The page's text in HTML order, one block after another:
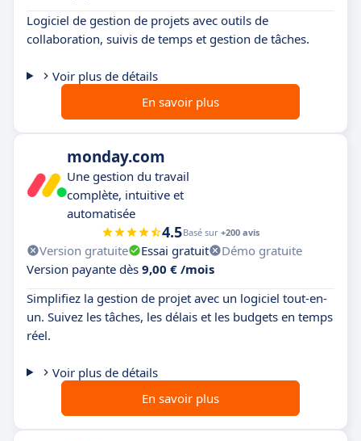
Logiciel de gestion de projets avec outils de
collaboration, suivis de temps et gestion de tâches.
Voir plus de détails
En savoir plus
monday.com
Une gestion du travail
complète, intuitive et
automatisée
4.5Basé sur +200 avis
Version gratuite Essai gratuit
Démo gratuite
Version payante dès 9,00 € /mois
Simplifiez la gestion de projet avec un logiciel tout-en-
un. Suivez les tâches, les délais et les budgets en temps
réel.
Voir plus de détails
En savoir plus